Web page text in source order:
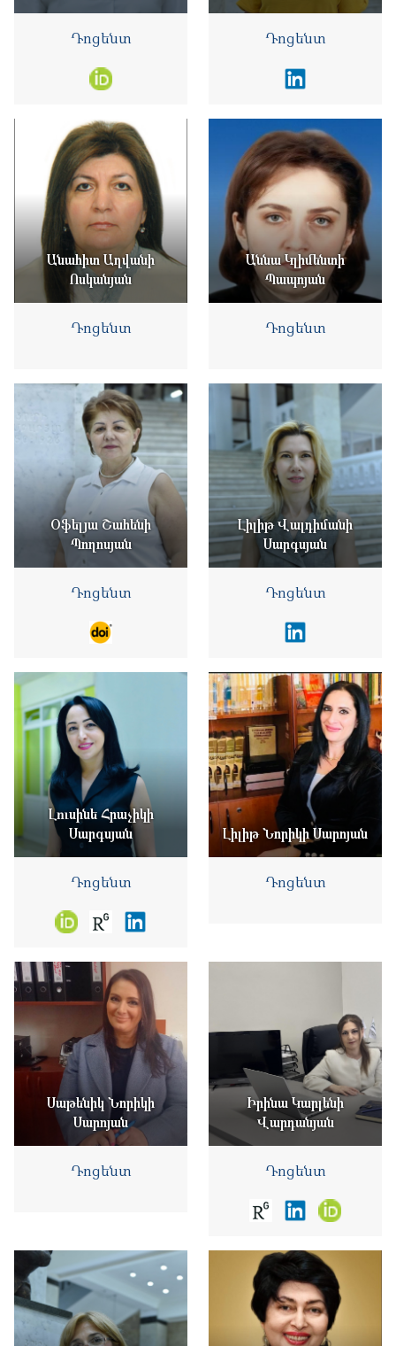
Դոցենտ Դոցենտ
Անահիտ Աղվանի
Ոսկանյան
Դոցենտ
Աննա Կլիմենտի
Պապոյան
Դոցենտ
Օֆելյա Շահենի
Պողոսյան
Դոցենտ
Լիլիթ Վալդիմանի
Սարգսյան
Դոցենտ
Լուսինե Հրաչիկի
Սարգսյան
Դոցենտ
Լիլիթ Նորիկի Սարոյան
Դոցենտ
Սաթենիկ Նորիկի
Սարոյան
Դոցենտ
Իրինա Կարլենի
Վարդանյան
Դոցենտ